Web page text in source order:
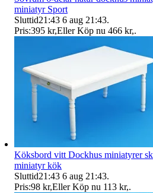
miniatyr Sport
Sluttid21:43 6 aug 21:43.
Pris:395 kr,Eller Köp nu 466 kr,.
Köksbord vitt Dockhus miniatyrer
miniatyr kök
Sluttid21:43 6 aug 21:43.
Pris:98 kr,Eller Köp nu 113 kr,.